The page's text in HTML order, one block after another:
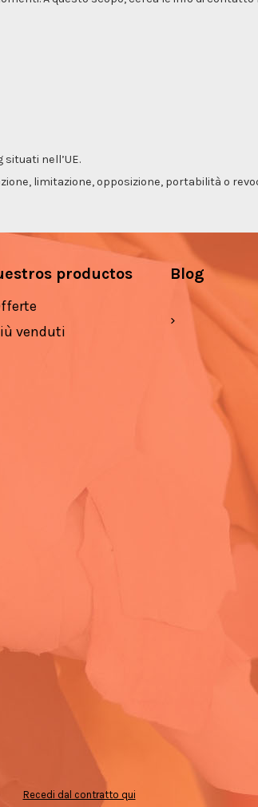
nell’UE.
limitazione, opposizione, portabilità o
productos
venduti
Blog
Recedi dal contratto qui